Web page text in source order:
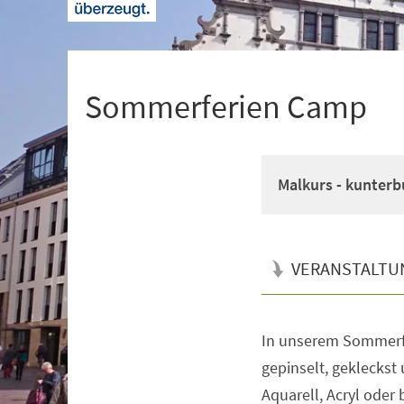
Sommerferien Camp
Malkurs -
In unserem
gepinselt, gekleckst
Aquarell, Acryl oder